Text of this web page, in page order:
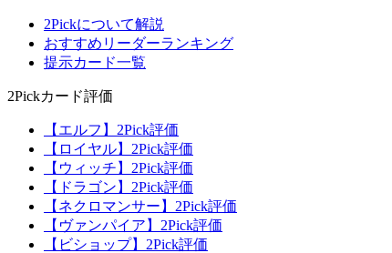
2Pickについて解説
おすすめリーダーランキング
提示カード一覧
2Pickカード評価
【エルフ】2Pick評価
【ロイヤル】2Pick評価
【ウィッチ】2Pick評価
【ドラゴン】2Pick評価
【ネクロマンサー】2Pick評価
【ヴァンパイア】2Pick評価
【ビショップ】2Pick評価